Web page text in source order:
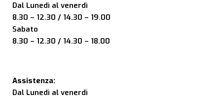
Dal Lunedì al venerdì
8.30 – 12.30 / 14.30 – 19.00
Sabato
8.30 – 12.30 / 14.30 – 18.00
Assistenza:
Dal Lunedì al venerdì